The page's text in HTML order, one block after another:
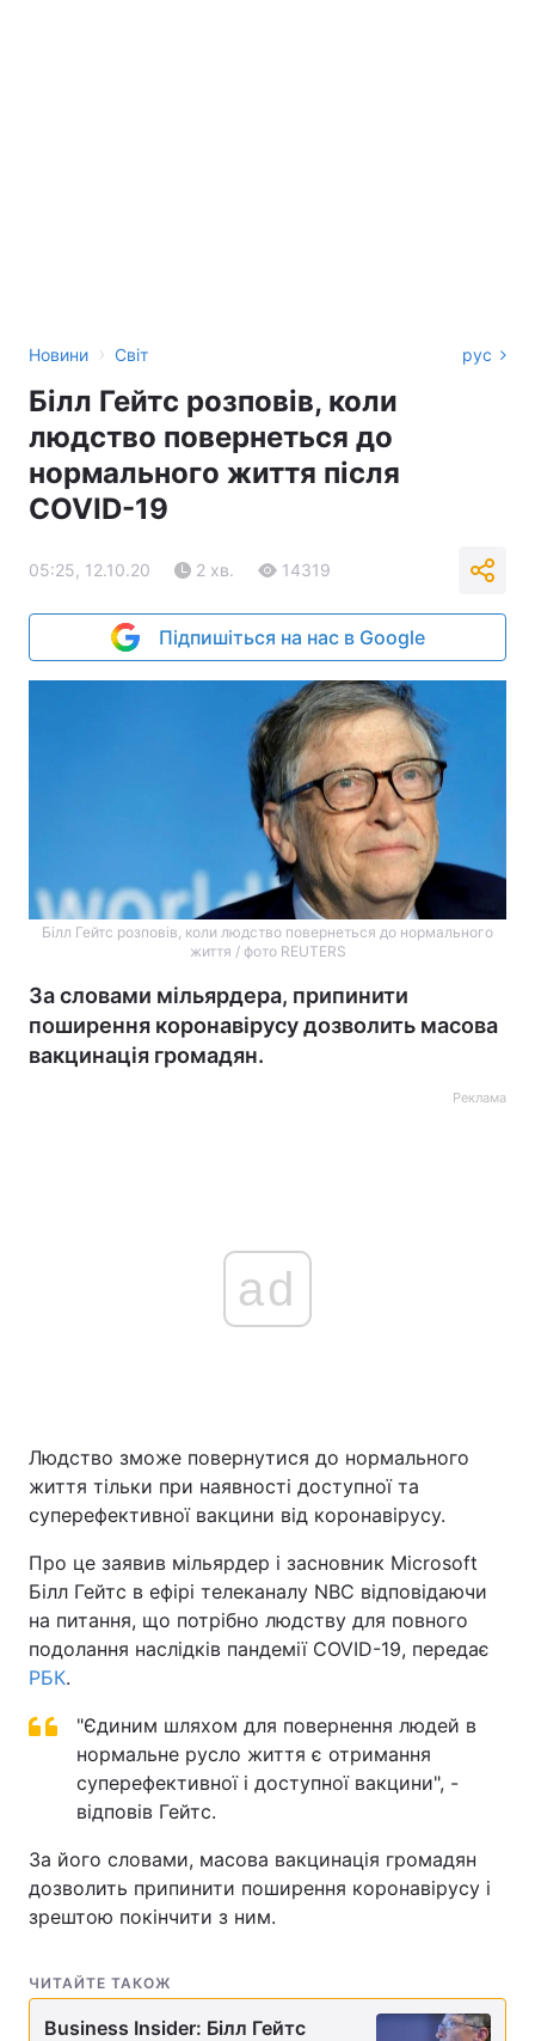
Новини › Світ рус
Білл Гейтс розповів, коли
людство повернеться до
нормального життя після
COVID-19
05:25, 12.10.20 2 хв. 14319
Підпишіться на нас в Google
Білл Гейтс розповів, коли людство повернеться до нормального
життя / фото REUTERS
За словами мільярдера, припинити
поширення коронавірусу дозволить масова
вакцинація громадян.
Реклама
ad
Людство зможе повернутися до нормального
життя тільки при наявності доступної та
суперефективної вакцини від коронавірусу.
Про це заявив мільярдер і засновник Microsoft
Білл Гейтс в ефірі телеканалу NBC відповідаючи
на питання, що потрібно людству для повного
подолання наслідків пандемії COVID-19, передає
РБК.
"Єдиним шляхом для повернення людей в
нормальне русло життя є отримання
суперефективної і доступної вакцини", -
відповів Гейтс.
За його словами, масова вакцинація громадян
дозволить припинити поширення коронавірусу і
зрештою покінчити з ним.
ЧИТАЙТЕ ТАКОЖ
Business Insider: Білл Гейтс